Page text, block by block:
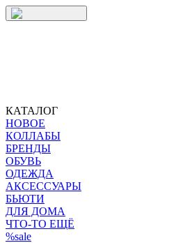
КАТАЛОГ
НОВОЕ
КОЛЛАБЫ
БРЕНДЫ
ОБУВЬ
ОДЕЖДА
АКСЕССУАРЫ
БЬЮТИ
ДЛЯ ДОМА
ЧТО-ТО ЕЩЁ
%sale